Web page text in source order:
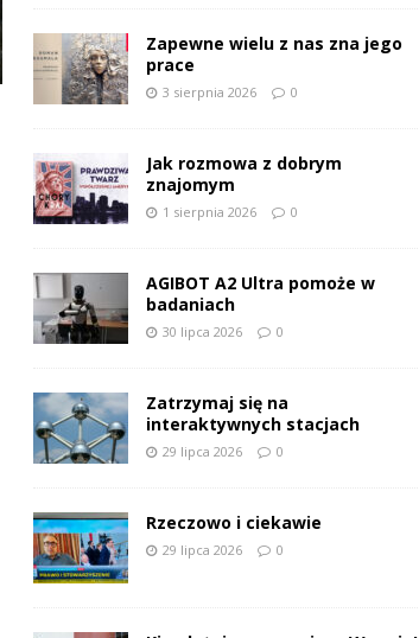
Zapewne wielu z nas zna jego
prace
3 sierpnia 2026 0
Jak rozmowa z dobrym
znajomym
1 sierpnia 2026 0
AGIBOT A2 Ultra pomoże w
badaniach
30 lipca 2026 0
Zatrzymaj się na
interaktywnych stacjach
29 lipca 2026 0
Rzeczowo i ciekawie
29 lipca 2026 0